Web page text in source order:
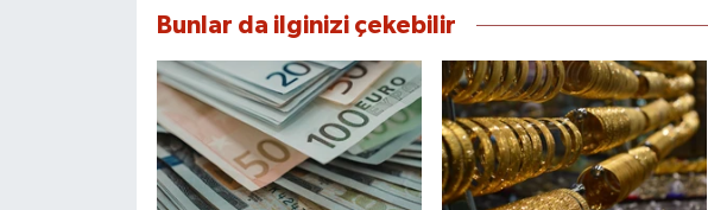
Bunlar da ilginizi çekebilir